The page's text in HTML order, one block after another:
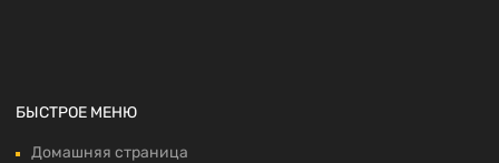
БЫСТРОЕ МЕНЮ
Домашняя страница